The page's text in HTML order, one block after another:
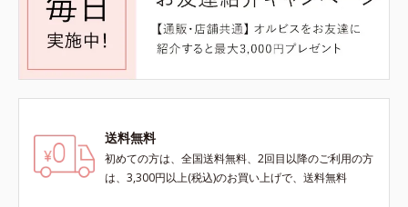
送料無料
初めての方は、全国送料無料、2回目以降のご利用の方
は、3,300円以上(税込)のお買い上げで、送料無料